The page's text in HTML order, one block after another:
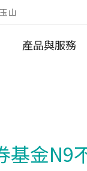
山
產品與服務
基金N9